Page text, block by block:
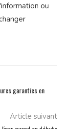
ou
garanties en
Article suivant